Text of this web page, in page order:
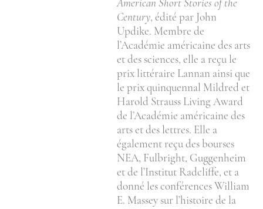
American Short Stories of the
Century, édité par John
Updike. Membre de
l’Académie américaine des arts
et des sciences, elle a reçu le
prix littéraire Lannan ainsi que
le prix quinquennal Mildred et
Harold Strauss Living Award
de l’Académie américaine des
arts et des lettres. Elle a
également reçu des bourses
NEA, Fulbright, Guggenheim
et de l’Institut Radcliffe, et a
donné les conférences William
E. Massey sur l’histoire de la